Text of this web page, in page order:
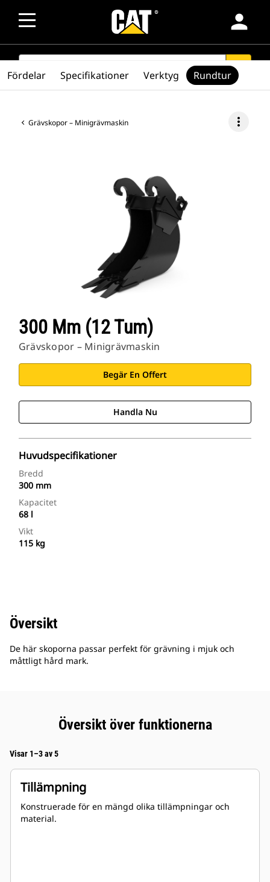
person
SEARCH search
Grävskopor – Minigrävmaskin more_vert
300 Mm (12 Tum)
Grävskopor – Minigrävmaskin
Begär En Offert
Handla Nu
Huvudspecifikationer
Bredd
300 mm
Kapacitet
68 l
Vikt
115 kg
Fördelar Specifikationer Verktyg Rundtur
Översikt
De här skoporna passar perfekt för grävning i mjuk och
måttligt hård mark.
Översikt över funktionerna
Visar 1–3 av 5
Tillämpning
Konstruerade för en mängd olika tillämpningar och
material.